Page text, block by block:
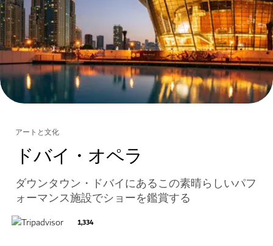
アートと文化
ドバイ・オペラ
ダウンタウン・ドバイにあるこの素晴らしいパフ
ォーマンス施設でショーを鑑賞する
1,334